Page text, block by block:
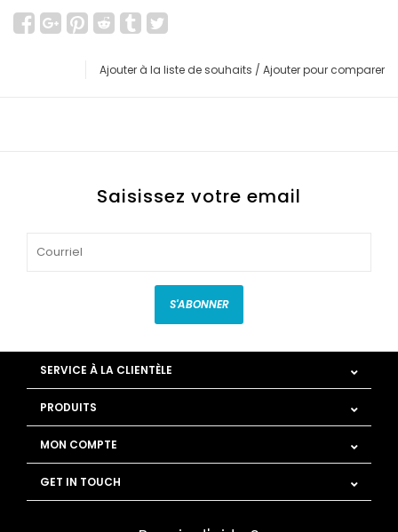
Ajouter à la liste de souhaits / Ajouter pour comparer
Saisissez votre email
S'ABONNER
SERVICE À LA CLIENTÈLE
PRODUITS
MON COMPTE
GET IN TOUCH